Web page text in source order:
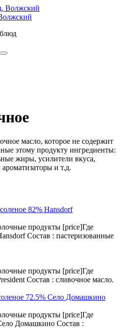
масло, которое не содержит
этому продукту ингредиенты:
жиры, усилители вкуса,
и т.д.
82% Hansdorf
продукты [price]Где
Состав : пастеризованные
продукты [price]Где
Состав : сливочное масло.
72.5% Село Домашкино
продукты [price]Где
Домашкино Состав :